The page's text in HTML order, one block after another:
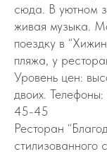
сюда. В уютном
живая музыка.
поездку в
пляжа, у
Уровень цен:
двоих.
45-45
Ресторан
стилизованного